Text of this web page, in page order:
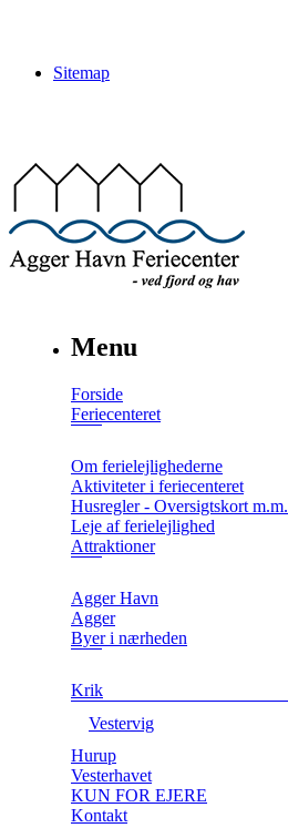
Sitemap
Menu
Forside
Feriecenteret
Om ferielejlighederne
Aktiviteter i feriecenteret
Husregler - Oversigtskort m.m.
Leje af ferielejlighed
Attraktioner
Agger Havn
Agger
Byer i nærheden
Krik
Vestervig
Hurup
Vesterhavet
KUN FOR EJERE
Kontakt